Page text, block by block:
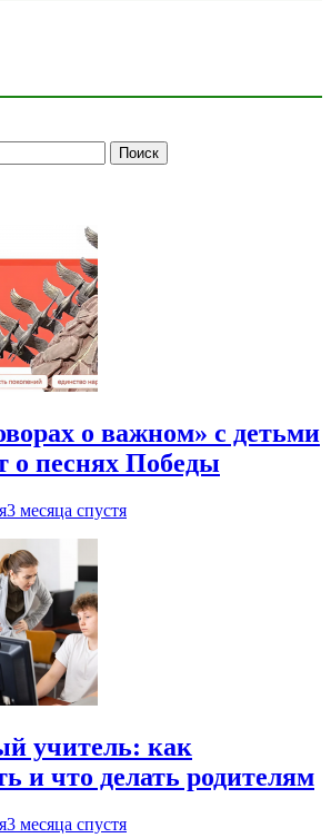
о важном» с детьми
о песнях Победы
3 месяца спустя
учитель: как
и что делать родителям
3 месяца спустя